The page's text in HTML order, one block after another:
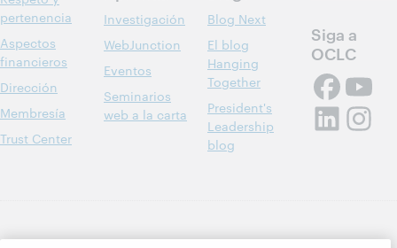
pertenencia
Aspectos
financieros
Dirección
Membresía
Trust Center
Investigación
WebJunction
Eventos
Seminarios
web a la carta
Blog Next
El blog
Hanging
Together
President's
Leadership
blog
Siga a
OCLC